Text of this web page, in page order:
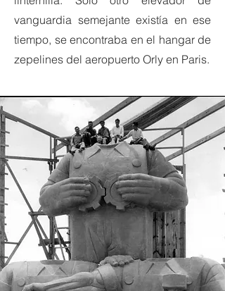
vanguardia semejante existía en ese
tiempo, se encontraba en el hangar de
zepelines del aeropuerto Orly en Paris.